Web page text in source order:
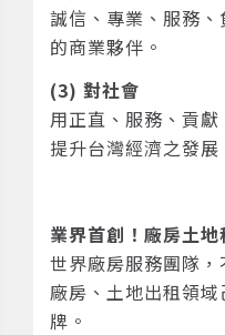
誠信、專業、服務
的商業夥伴。
(3) 對社會
用正直、服務、貢獻
提升台灣經濟之發
業界首創！廠房土
世界廠房服務團隊
廠房、土地出租領
牌。